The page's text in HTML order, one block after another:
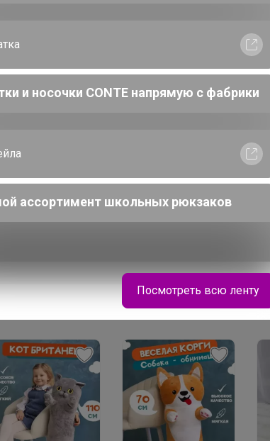
Милый
50 см
Посмотреть всю ленту